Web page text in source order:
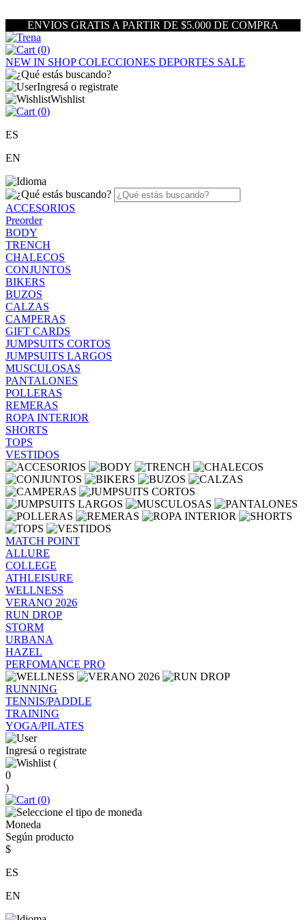
ENVIOS GRATIS A PARTIR DE $5.000 DE COMPRA
(0)
NEW IN SHOPCOLECCIONES DEPORTES SALE
Ingresá o registrate
Wishlist
(0)
ES
EN
ACCESORIOS
Preorder
BODY
TRENCH
CHALECOS
CONJUNTOS
BIKERS
BUZOS
CALZAS
CAMPERAS
GIFT CARDS
JUMPSUITS CORTOS
JUMPSUITS LARGOS
MUSCULOSAS
PANTALONES
POLLERAS
REMERAS
ROPA INTERIOR
SHORTS
TOPS
VESTIDOS
MATCH POINT
ALLURE
COLLEGE
ATHLEISURE
WELLNESS
VERANO 2026
RUN DROP
STORM
URBANA
HAZEL
PERFOMANCE PRO
RUNNING
TENNIS/PADDLE
TRAINING
YOGA/PILATES
Ingresá o registrate
(
0
)
(0)
Moneda
Según producto
$
ES
EN